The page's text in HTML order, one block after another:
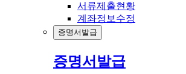
서류제출현황
계좌정보수정
증명서발급
증명서발급